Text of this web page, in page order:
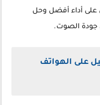
على أداء أفضل وحل
جودة الصوت.
على الهواتف